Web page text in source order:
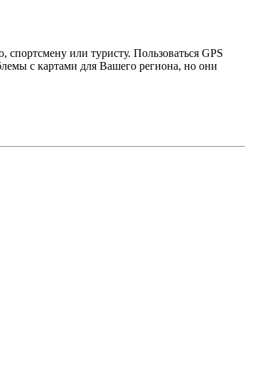
или туристу. Пользоваться GPS
с картами для Вашего региона, но они